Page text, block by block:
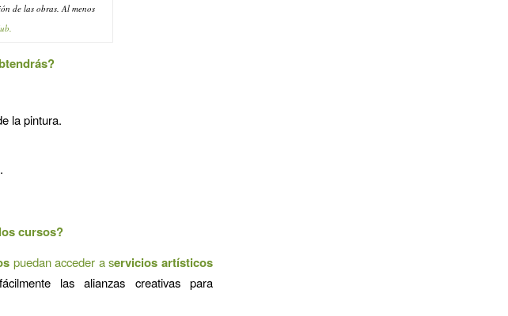
de las obras. Al menos
la pintura.
cursos?
puedan acceder a servicios artísticos
las alianzas creativas para